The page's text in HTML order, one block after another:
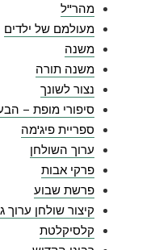
מהר"ל
מעולמם של ילדים
משנה
משנה תורה
נצור לשונך
סיפורי מופת –
ספריית פיג'מה
ערוך השולחן
פרקי אבות
פרשת שבוע
קיצור שולחן ערוך
קלסיקלטת